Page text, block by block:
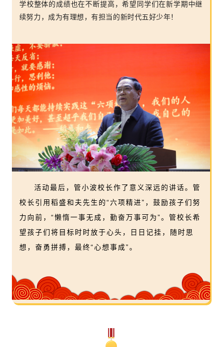
学校整体的成绩也在不断提高，希望同学们在新学期中继
续努力，成为有理想，有担当的新时代五好少年！
活动最后，管小波校长作了意义深远的讲话。管
校长引用稻盛和夫先生的“六项精进”，鼓励孩子们努
力向前，“懒惰一事无成，勤奋万事可为”。管校长希
望孩子们将目标时时放于心头，日日记挂，随时思
想，奋勇拼搏，最终“心想事成”。